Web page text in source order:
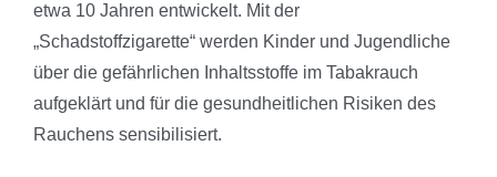
etwa 10 Jahren entwickelt. Mit der
„Schadstoffzigarette“ werden Kinder und Jugendliche
über die gefährlichen Inhaltsstoffe im Tabakrauch
aufgeklärt und für die gesundheitlichen Risiken des
Rauchens sensibilisiert.